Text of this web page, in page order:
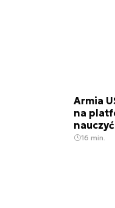
Armia
na
16 min.